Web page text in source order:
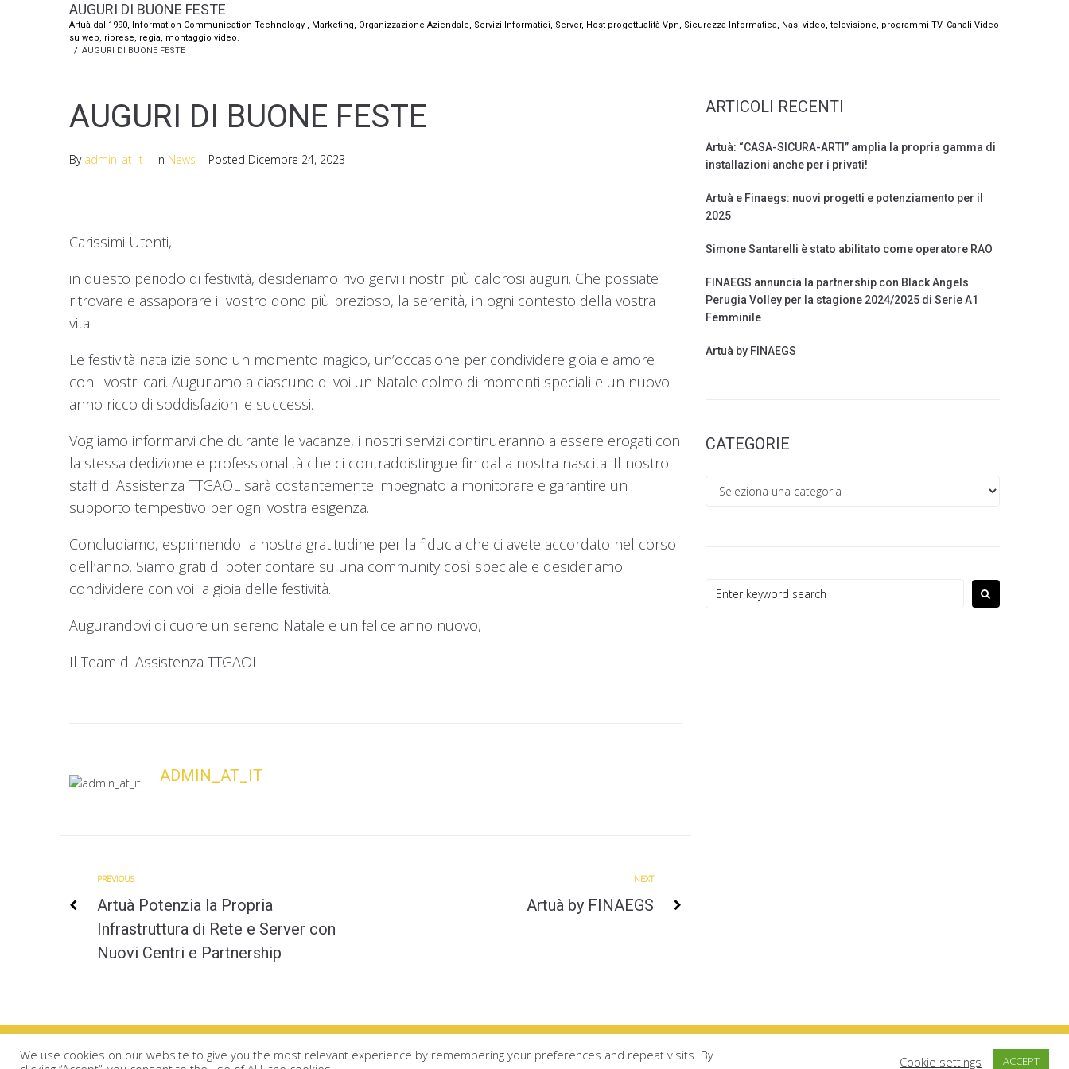
AUGURI DI BUONE FESTE
Artuà dal 1990, Information Communication Technology , Marketing, Organizzazione Aziendale, Servizi Informatici, Server, Host progettualità Vpn, Sicurezza Informatica, Nas, video, televisione, programmi TV, Canali Video
su web, riprese, regia, montaggio video.
/ AUGURI DI BUONE FESTE
AUGURI DI BUONE FESTE
By admin_at_it In News Posted Dicembre 24, 2023
Carissimi Utenti,
in questo periodo di festività, desideriamo rivolgervi i nostri più calorosi auguri. Che possiate
ritrovare e assaporare il vostro dono più prezioso, la serenità, in ogni contesto della vostra
vita.
Le festività natalizie sono un momento magico, un’occasione per condividere gioia e amore
con i vostri cari. Auguriamo a ciascuno di voi un Natale colmo di momenti speciali e un nuovo
anno ricco di soddisfazioni e successi.
Vogliamo informarvi che durante le vacanze, i nostri servizi continueranno a essere erogati con
la stessa dedizione e professionalità che ci contraddistingue fin dalla nostra nascita. Il nostro
staff di Assistenza TTGAOL sarà costantemente impegnato a monitorare e garantire un
supporto tempestivo per ogni vostra esigenza.
Concludiamo, esprimendo la nostra gratitudine per la fiducia che ci avete accordato nel corso
dell’anno. Siamo grati di poter contare su una community così speciale e desideriamo
condividere con voi la gioia delle festività.
Augurandovi di cuore un sereno Natale e un felice anno nuovo,
Il Team di Assistenza TTGAOL
ADMIN_AT_IT
Navigazione
articoli
Previous
PREVIOUS
Artuà Potenzia la Propria
Infrastruttura di Rete e Server con
Nuovi Centri e Partnership
NEXT
Artuà by FINAEGS
ARTICOLI RECENTI
Artuà: “CASA-SICURA-ARTI” amplia la propria gamma di
installazioni anche per i privati!
Artuà e Finaegs: nuovi progetti e potenziamento per il
2025
Simone Santarelli è stato abilitato come operatore RAO
FINAEGS annuncia la partnership con Black Angels
Perugia Volley per la stagione 2024/2025 di Serie A1
Femminile
Artuà by FINAEGS
CATEGORIE
Categorie
Search
© 2026 Artuà di FINAEGS srls p.iva 03928620545
We use cookies on our website to give you the most relevant experience by remembering your preferences and repeat visits. By
Cookie settings ACCEPT